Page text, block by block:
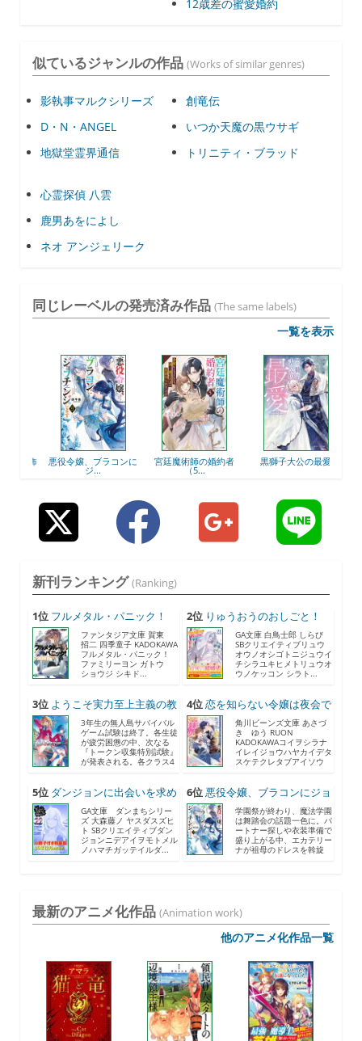
12歳差の蜜愛婚約
似ているジャンルの作品 (Works of similar genres)
影執事マルクシリーズ
D・N・ANGEL
地獄堂霊界通信
創竜伝
いつか天魔の黒ウサギ
トリニティ・ブラッド
心霊探偵 八雲
鹿男あをによし
ネオ アンジェリーク
同じレーベルの発売済み作品 (The same labels)
一覧を表示
悪役令嬢、ブラコンに
ジ...
宮廷魔術師の婚約者
（5...
黒獅子大公の最愛
新刊ランキング (Ranking)
1位 フルメタル・パニック！
F...
ファンタジア文庫 賀東
招二 四季童子 KADOKAWA
フルメタル・パニック！
ファミリーヨン ガトウ
ショウジ シキド...
2位 りゅうおうのおしごと！
21...
GA文庫 白鳥士郎 しらび
SBクリエイティブリュウ
オウノオシゴトニジュウイ
チシラユキヒメトリュウオ
ウノケッコン シラト...
3位 ようこそ実力至上主義の教
室...
3年生の無人島サバイバル
ゲーム試験は終了。各生徒
が疲労困憊の中、次なる
『トークン収集特別試験』
が発表される。各クラス4
4位恋を知らない令嬢は夜会で
助...
角川ビーンズ文庫 あさづ
き ゆう RUON
KADOKAWAコイヲシラナ
イレイジョウハヤカイデタ
スケテクレタブアイソウ
5位 ダンジョンに出会いを求め
る...
GA文庫 ダンまちシリー
ズ 大森藤ノ ヤスダスズヒ
ト SBクリエイティブダン
ジョンニデアイヲモトメル
ノハマチガッテイルダ...
6位悪役令嬢、ブラコンにジョ
ブ...
学園祭が終わり、魔法学園
は舞踏会の話題一色に。パ
ートナー探しや衣装準備で
盛り上がる中、エカテリー
ナが祖母のドレスを斡旋
最新のアニメ化作品 (Animation work)
他のアニメ化作品一覧